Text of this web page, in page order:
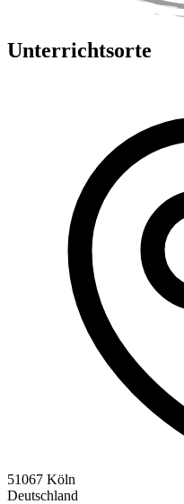
Unterrichtsorte
51067 Köln
Deutschland